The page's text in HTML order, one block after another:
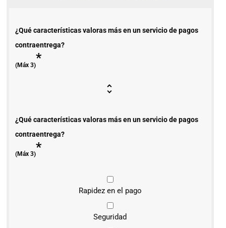
¿Qué características valoras más en un servicio de pagos
contraentrega?
(Máx 3)*
¿Qué características valoras más en un servicio de pagos
contraentrega?
(Máx 3)*
Rapidez en el pago
Seguridad